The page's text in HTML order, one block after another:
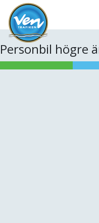
Personbil högre